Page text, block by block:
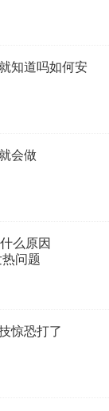
知道吗如何安
会做
么原因
问题
惊恐打了